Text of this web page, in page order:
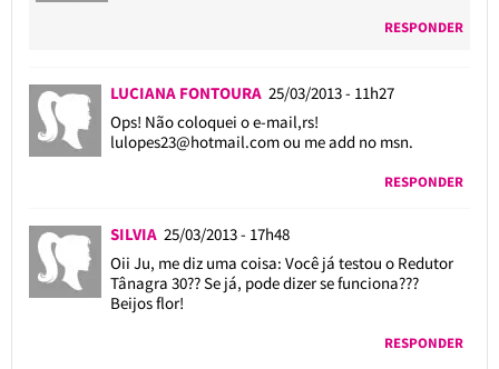
RESPONDER
LUCIANA FONTOURA 25/03/2013 - 11h27
Ops! Não coloquei o e-mail,rs!
lulopes23@hotmail.comou me add no msn.
RESPONDER
SILVIA 25/03/2013 - 17h48
Oii Ju, me diz uma coisa: Você já testou o Redutor
Tânagra 30?? Se já, pode dizer se funciona???
Beijos flor!
RESPONDER